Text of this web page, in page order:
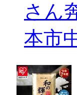
さん
本市